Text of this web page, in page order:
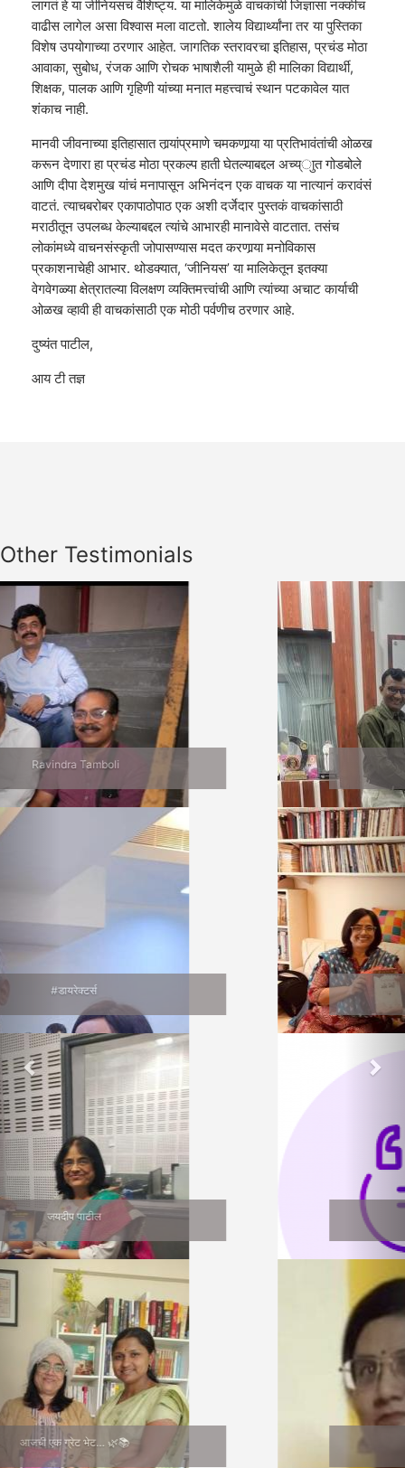
लागतं हे या जीनियसचं वैशिष्ट्य. या मालिकेमुळे वाचकांची जिज्ञासा नक्कीच
वाढीस लागेल असा विश्वास मला वाटतो. शालेय विद्यार्थ्यांना तर या पुस्तिका
विशेष उपयोगाच्या ठरणार आहेत. जागतिक स्तरावरचा इतिहास, प्रचंड मोठा
आवाका, सुबोध, रंजक आणि रोचक भाषाशैली यामुळे ही मालिका विद्यार्थी,
शिक्षक, पालक आणि गृहिणी यांच्या मनात महत्त्वाचं स्थान पटकावेल यात
शंकाच नाही.
मानवी जीवनाच्या इतिहासात तार्‍यांप्रमाणे चमकणार्‍या या प्रतिभावंतांची ओळख
करून देणारा हा प्रचंड मोठा प्रकल्प हाती घेतल्याबद्दल अच्य्ाुत गोडबोले
आणि दीपा देशमुख यांचं मनापासून अभिनंदन एक वाचक या नात्यानं करावंसं
वाटतं. त्याचबरोबर एकापाठोपाठ एक अशी दर्जेदार पुस्तकं वाचकांसाठी
मराठीतून उपलब्ध केल्याबद्दल त्यांचे आभारही मानावेसे वाटतात. तसंच
लोकांमध्ये वाचनसंस्कृती जोपासण्यास मदत करणार्‍या मनोविकास
प्रकाशनाचेही आभार. थोडक्यात, ‘जीनियस’ या मालिकेतून इतक्या
वेगवेगळ्या क्षेत्रातल्या विलक्षण व्यक्तिमत्त्वांची आणि त्यांच्या अचाट कार्याची
ओळख व्हावी ही वाचकांसाठी एक मोठी पर्वणीच ठरणार आहे.
दुष्यंत पाटील,
आय टी तज्ञ
Other Testimonials
Previous